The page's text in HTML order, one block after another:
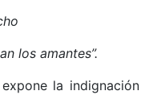
los amantes”.
la indignación